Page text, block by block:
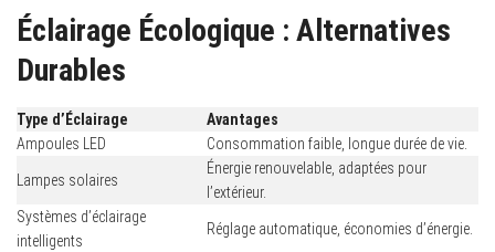
Éclairage Écologique : Alternatives
Durables
Type d’Éclairage
Avantages
Ampoules LED
Consommation faible, longue durée de vie.
Lampes solaires
Énergie renouvelable, adaptées pour
l’extérieur.
Systèmes d’éclairage
intelligents
Réglage automatique, économies d’énergie.